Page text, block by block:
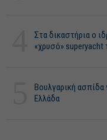
Στα δικαστήρια ο
«χρυσό» superyacht
Βουλγαρική ασπίδα
Ελλάδα